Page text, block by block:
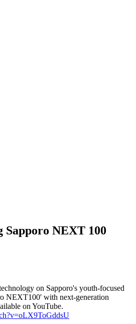
NEXT 100
on Sapporo's youth-focused
NEXT100' with next-generation
on YouTube.